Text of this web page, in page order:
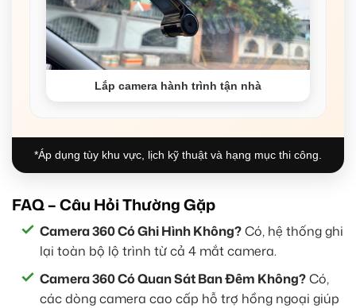
Lắp camera hành trình tận nhà
*Áp dụng tùy khu vực, lịch kỹ thuật và hạng mục thi công.
FAQ – Câu Hỏi Thường Gặp
Camera 360 Có Ghi Hình Không?Có, hệ thống ghi
lại toàn bộ lộ trình từ cả 4 mắt camera.
Camera 360 Có Quan Sát Ban Đêm Không?Có,
các dòng camera cao cấp hỗ trợ hồng ngoại giúp